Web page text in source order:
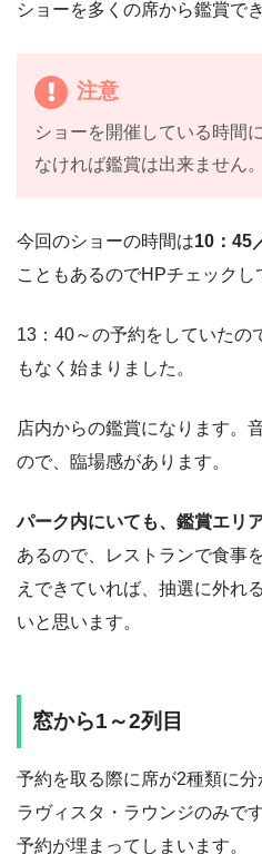
ショーを多くの席から鑑賞でき
注意
ショーを開催している時間
なければ鑑賞は出来ません。
今回のショーの時間は10：45
こともあるのでHPチェックし
13：40～の予約をしていたの
もなく始まりました。
店内からの鑑賞になります。
ので、臨場感があります。
パーク内にいても、鑑賞エリ
あるので、レストランで食事
えできていれば、抽選に外れ
いと思います。
窓から1～2列目
予約を取る際に席が2種類に
ラヴィスタ・ラウンジのみで
予約が埋まってしまいます。